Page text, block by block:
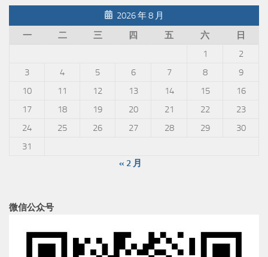
2026 年 8 月
一
二 三 四 五 六
日
1
2
3
4 5 6 7 8
9
10
11 12 13 14 15
16
17
18 19 20 21 22
23
24
25 26 27 28 29
30
31
« 2 月
微信公众号